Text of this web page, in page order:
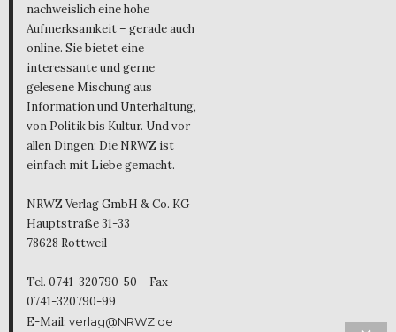
nachweislich eine hohe
Aufmerksamkeit – gerade auch
online. Sie bietet eine
interessante und gerne
gelesene Mischung aus
Information und Unterhaltung,
von Politik bis Kultur. Und vor
allen Dingen: Die NRWZ ist
einfach mit Liebe gemacht.
NRWZ Verlag GmbH & Co. KG
Hauptstraße 31-33
78628 Rottweil
Tel. 0741-320790-50 – Fax
0741-320790-99
E-Mail: verlag@NRWZ.de